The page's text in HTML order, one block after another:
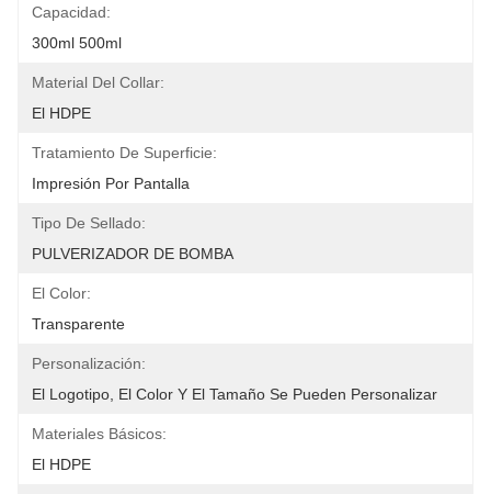
Capacidad:
300ml 500ml
Material Del Collar:
El HDPE
Tratamiento De Superficie:
Impresión Por Pantalla
Tipo De Sellado:
PULVERIZADOR DE BOMBA
El Color:
Transparente
Personalización:
El Logotipo, El Color Y El Tamaño Se Pueden Personalizar
Materiales Básicos:
El HDPE